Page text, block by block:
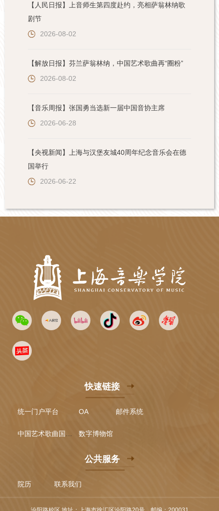
【人民日报】上音师生第四度赴约，亮相萨翁林纳歌
剧节
2026-08-02
【解放日报】芬兰萨翁林纳，中国艺术歌曲再“圈粉”
2026-08-02
【音乐周报】张国勇当选新一届中国音协主席
2026-06-28
【央视新闻】上海与汉堡友城40周年纪念音乐会在德
国举行
2026-06-22
快速链接
统一门户平台 OA 邮件系统
数字博物馆
公共服务
院历 联系我们